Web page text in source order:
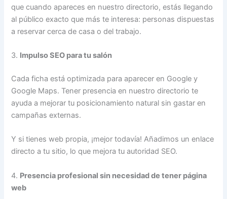
que cuando apareces en nuestro directorio, estás llegando
al público exacto que más te interesa: personas dispuestas
a reservar cerca de casa o del trabajo.
3. Impulso SEO para tu salón
Cada ficha está optimizada para aparecer en Google y
Google Maps. Tener presencia en nuestro directorio te
ayuda a mejorar tu posicionamiento natural sin gastar en
campañas externas.
Y si tienes web propia, ¡mejor todavía! Añadimos un enlace
directo a tu sitio, lo que mejora tu autoridad SEO.
4. Presencia profesional sin necesidad de tener página
web